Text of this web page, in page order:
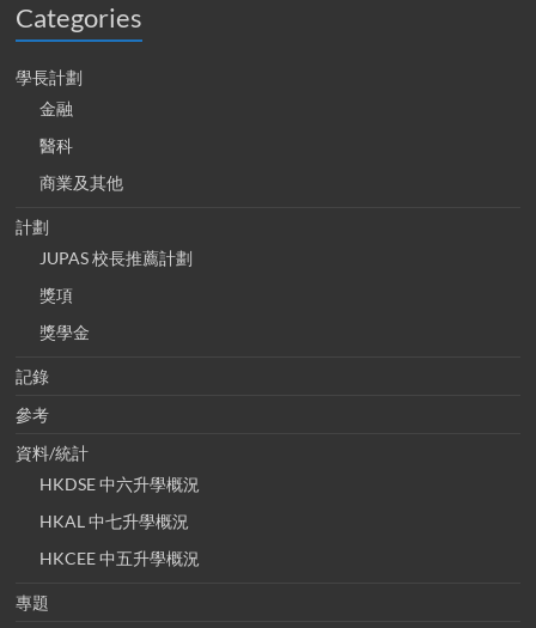
Categories
學長計劃
金融
醫科
商業及其他
計劃
JUPAS 校長推薦計劃
獎項
獎學金
記錄
參考
資料/統計
HKDSE 中六升學概況
HKAL 中七升學概況
HKCEE 中五升學概況
專題